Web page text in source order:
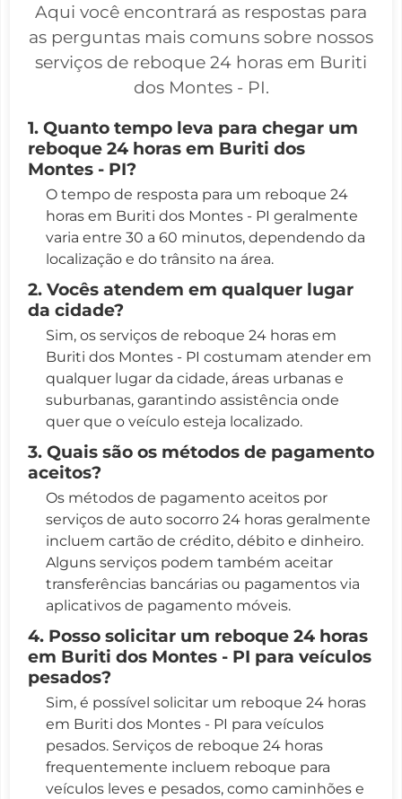
Aqui você encontrará as respostas para
as perguntas mais comuns sobre nossos
serviços de reboque 24 horas em Buriti
dos Montes - PI.
1. Quanto tempo leva para chegar um
reboque 24 horas em Buriti dos
Montes - PI?
O tempo de resposta para um reboque 24
horas em Buriti dos Montes - PI geralmente
varia entre 30 a 60 minutos, dependendo da
localização e do trânsito na área.
2. Vocês atendem em qualquer lugar
da cidade?
Sim, os serviços de reboque 24 horas em
Buriti dos Montes - PI costumam atender em
qualquer lugar da cidade, áreas urbanas e
suburbanas, garantindo assistência onde
quer que o veículo esteja localizado.
3. Quais são os métodos de pagamento
aceitos?
Os métodos de pagamento aceitos por
serviços de auto socorro 24 horas geralmente
incluem cartão de crédito, débito e dinheiro.
Alguns serviços podem também aceitar
transferências bancárias ou pagamentos via
aplicativos de pagamento móveis.
4. Posso solicitar um reboque 24 horas
em Buriti dos Montes - PI para veículos
pesados?
Sim, é possível solicitar um reboque 24 horas
em Buriti dos Montes - PI para veículos
pesados. Serviços de reboque 24 horas
frequentemente incluem reboque para
veículos leves e pesados, como caminhões e